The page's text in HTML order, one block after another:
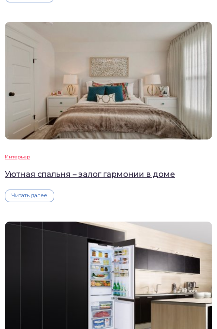
Интерьер
Уютная спальня – залог гармонии в доме
Читать далее